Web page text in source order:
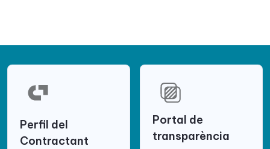
Perfil del
Contractant
Portal de
transparència